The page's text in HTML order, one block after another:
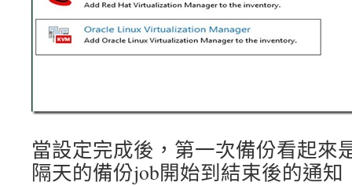
當設定完成後，第一次備份看起來
隔天的備份job開始到結束後的通知